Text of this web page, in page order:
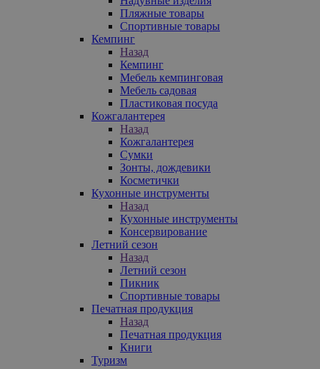
Пляжные товары
Спортивные товары
Кемпинг
Назад
Кемпинг
Мебель кемпинговая
Мебель садовая
Пластиковая посуда
Кожгалантерея
Назад
Кожгалантерея
Сумки
Зонты, дождевики
Косметички
Кухонные инструменты
Назад
Кухонные инструменты
Консервирование
Летний сезон
Назад
Летний сезон
Пикник
Спортивные товары
Печатная продукция
Назад
Печатная продукция
Книги
Туризм